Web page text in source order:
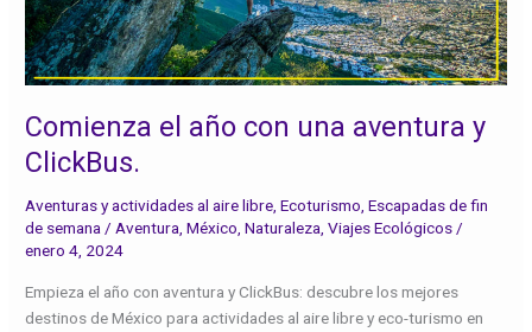
Comienza el año con una aventura y
ClickBus.
Aventuras y actividades al aire libre ,Ecoturismo ,Escapadas de fin
de semana / Aventura ,México ,Naturaleza ,Viajes Ecológicos /
enero 4, 2024
Empieza el año con aventura y ClickBus: descubre los mejores
destinos de México para actividades al aire libre y eco-turismo en
una
aventura
y